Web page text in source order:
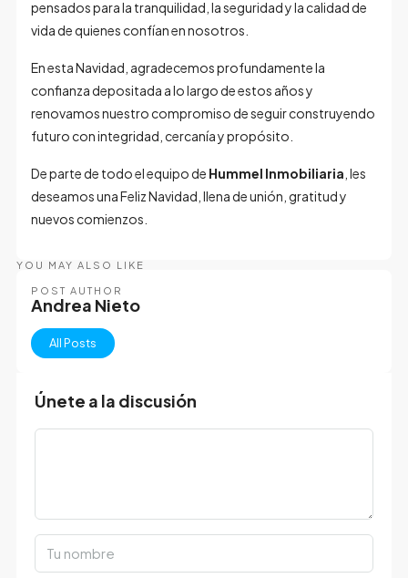
pensados para la tranquilidad, la seguridad y la calidad de
vida de quienes confían en nosotros.
En esta Navidad, agradecemos profundamente la
confianza depositada a lo largo de estos años y
renovamos nuestro compromiso de seguir construyendo
futuro con integridad, cercanía y propósito.
De parte de todo el equipo de Hummel Inmobiliaria , les
deseamos una Feliz Navidad, llena de unión, gratitud y
nuevos comienzos.
YOU MAY ALSO LIKE
POST AUTHOR
Andrea Nieto
All Posts
Únete a la discusión